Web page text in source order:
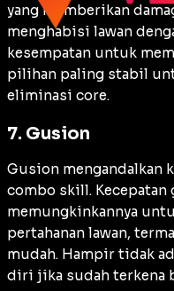
yang memberikan
menghabisi lawan
kesempatan untuk
pilihan paling stabil
eliminasi core.
7. Gusion
Gusion mengandalkan
combo skill. Kecepatan
memungkinkannya
pertahanan lawan,
mudah. Hampir tidak
diri jika sudah terkena